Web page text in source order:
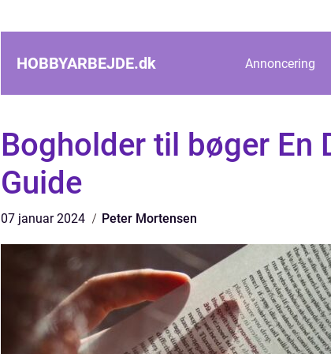
HOBBYARBEJDE.dk Annoncering
Bogholder til bøger En
Guide
07 januar 2024 Peter Mortensen